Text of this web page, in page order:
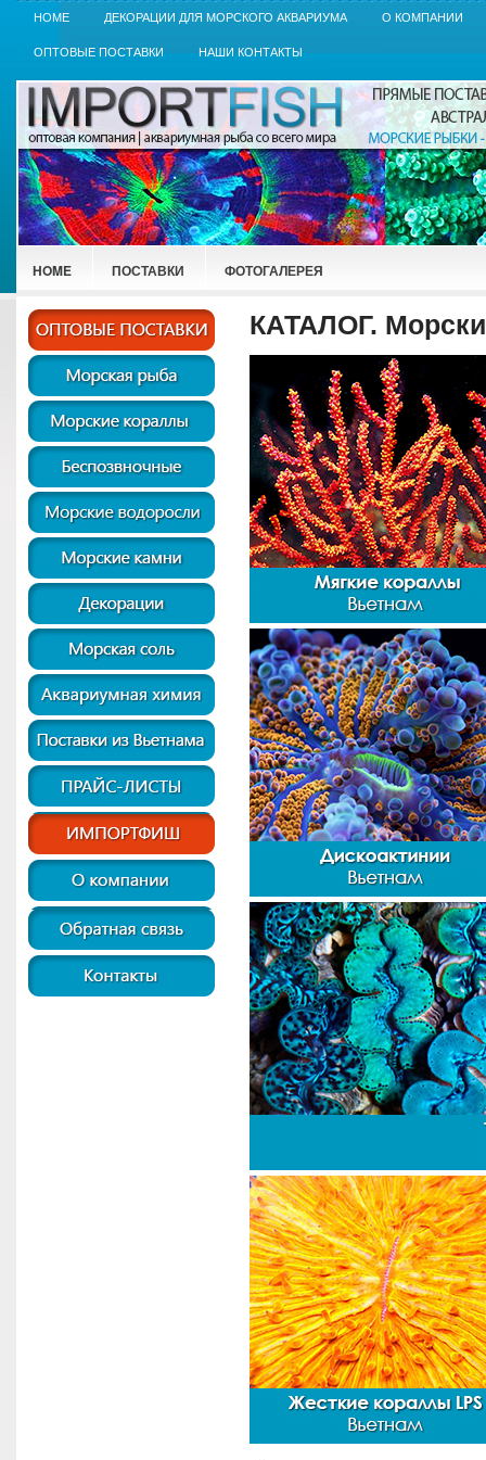
HOME ДЕКОРАЦИИ ДЛЯ МОРСКОГО АКВАРИУМА О КОМПАНИИ
ОПТОВЫЕ ПОСТАВКИ НАШИ КОНТАКТЫ
HOME ПОСТАВКИ ФОТОГАЛЕРЕЯ
КАТАЛОГ.